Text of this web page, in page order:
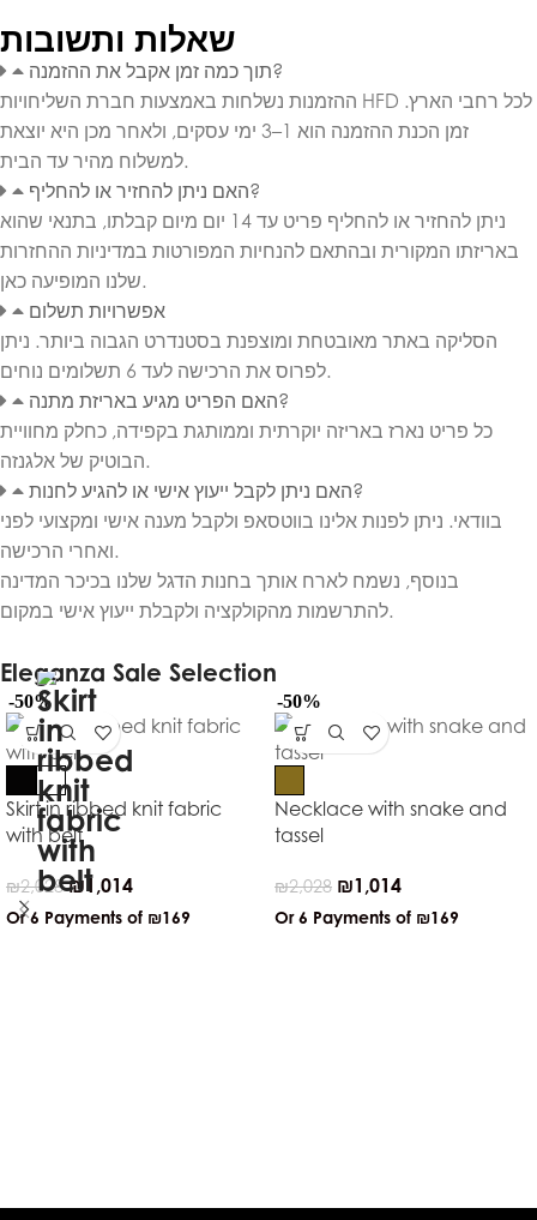
שאלות ותשובות
תוך כמה זמן אקבל את ההזמנה?
ההזמנות נשלחות באמצעות חברת השליחויות HFD לכל רחבי הארץ.
זמן הכנת ההזמנה הוא 1–3 ימי עסקים, ולאחר מכן היא יוצאת
למשלוח מהיר עד הבית.
האם ניתן להחזיר או להחליף?
ניתן להחזיר או להחליף פריט עד 14 יום מיום קבלתו, בתנאי שהוא
באריזתו המקורית ובהתאם להנחיות המפורטות במדיניות ההחזרות
שלנו המופיעה כאן.
אפשרויות תשלום
הסליקה באתר מאובטחת ומוצפנת בסטנדרט הגבוה ביותר. ניתן
לפרוס את הרכישה לעד 6 תשלומים נוחים.
האם הפריט מגיע באריזת מתנה?
כל פריט נארז באריזה יוקרתית וממותגת בקפידה, כחלק מחוויית
הבוטיק של אלגנזה.
האם ניתן לקבל ייעוץ אישי או להגיע לחנות?
בוודאי. ניתן לפנות אלינו בווטסאפ ולקבל מענה אישי ומקצועי לפני
ואחרי הרכישה.
בנוסף, נשמח לארח אותך בחנות הדגל שלנו בכיכר המדינה
להתרשמות מהקולקציה ולקבלת ייעוץ אישי במקום.
Eleganza Sale Selection
-50%
Skirt in ribbed knit fabric
with belt
₪2,028 ₪1,014
Or 6 Payments of ₪169
-50%
Necklace with snake and
tassel
₪2,028 ₪1,014
Or 6 Payments of ₪169